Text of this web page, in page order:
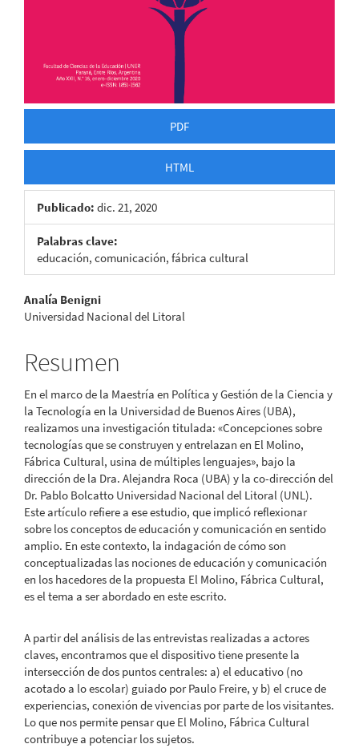
PDF
HTML
Publicado: dic. 21, 2020
Palabras clave:
educación, comunicación, fábrica cultural
Contenido
del
artículo
Analía Benigni
Universidad Nacional del Litoral
Resumen
En el marco de la Maestría en Política y Gestión de la Ciencia y
la Tecnología en la Universidad de Buenos Aires (UBA),
realizamos una investigación titulada: «Concepciones sobre
tecnologías que se construyen y entrelazan en El Molino,
Fábrica Cultural, usina de múltiples lenguajes», bajo la
dirección de la Dra. Alejandra Roca (UBA) y la co-dirección del
Dr. Pablo Bolcatto Universidad Nacional del Litoral (UNL).
Este artículo refiere a ese estudio, que implicó reflexionar
sobre los conceptos de educación y comunicación en sentido
amplio. En este contexto, la indagación de cómo son
conceptualizadas las nociones de educación y comunicación
en los hacedores de la propuesta El Molino, Fábrica Cultural,
es el tema a ser abordado en este escrito.
A partir del análisis de las entrevistas realizadas a actores
claves, encontramos que el dispositivo tiene presente la
intersección de dos puntos centrales: a) el educativo (no
acotado a lo escolar) guiado por Paulo Freire, y b) el cruce de
experiencias, conexión de vivencias por parte de los visitantes.
Lo que nos permite pensar que El Molino, Fábrica Cultural
contribuye a potenciar los sujetos.